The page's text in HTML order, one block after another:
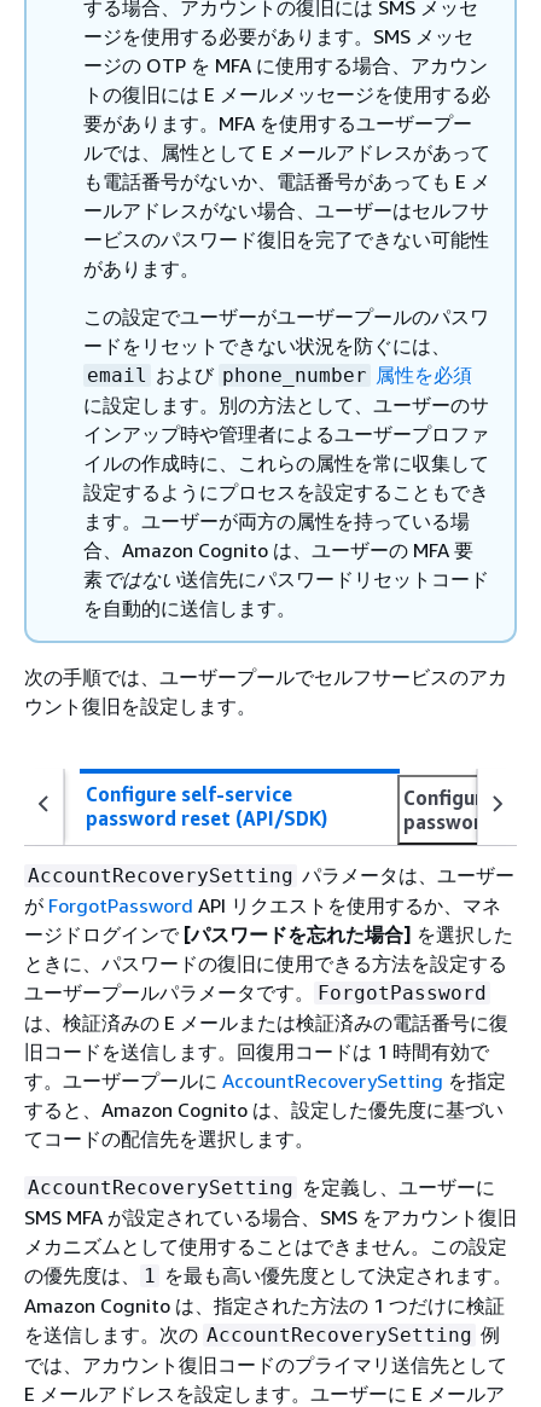
する場合、アカウントの復旧には SMS メッセ
ージを使用する必要があります。SMS メッセ
ージの OTP を MFA に使用する場合、アカウン
トの復旧には E メールメッセージを使用する必
要があります。MFA を使用するユーザープー
ルでは、属性として E メールアドレスがあって
も電話番号がないか、電話番号があっても E メ
ールアドレスがない場合、ユーザーはセルフサ
ービスのパスワード復旧を完了できない可能性
があります。
この設定でユーザーがユーザープールのパスワ
ードをリセットできない状況を防ぐには、
email および phone_number 属性を必須
に設定します。別の方法として、ユーザーのサ
インアップ時や管理者によるユーザープロファ
イルの作成時に、これらの属性を常に収集して
設定するようにプロセスを設定することもでき
ます。ユーザーが両方の属性を持っている場
合、Amazon Cognito は、ユーザーの MFA 要
素ではない送信先にパスワードリセットコード
を自動的に送信します。
次の手順では、ユーザープールでセルフサービスのアカ
ウント復旧を設定します。
Configure self-service
password reset (API/SDK)
Configure
password
AccountRecoverySetting パラメータは、ユーザー
が ForgotPassword API リクエストを使用するか、マネ
ージドログインで [パスワードを忘れた場合] を選択した
ときに、パスワードの復旧に使用できる方法を設定する
ユーザープールパラメータです。
ForgotPassword
は、検証済みの E メールまたは検証済みの電話番号に復
旧コードを送信します。回復用コードは 1 時間有効で
す。ユーザープールに AccountRecoverySetting を指定
すると、Amazon Cognito は、設定した優先度に基づい
てコードの配信先を選択します。
AccountRecoverySetting を定義し、ユーザーに
SMS MFA が設定されている場合、SMS をアカウント復旧
メカニズムとして使用することはできません。この設定
の優先度は、
1
を最も高い優先度として決定されます。
Amazon Cognito は、指定された方法の 1 つだけに検証
を送信します。次の AccountRecoverySetting 例
では、アカウント復旧コードのプライマリ送信先として
E メールアドレスを設定します。ユーザーに E メールア